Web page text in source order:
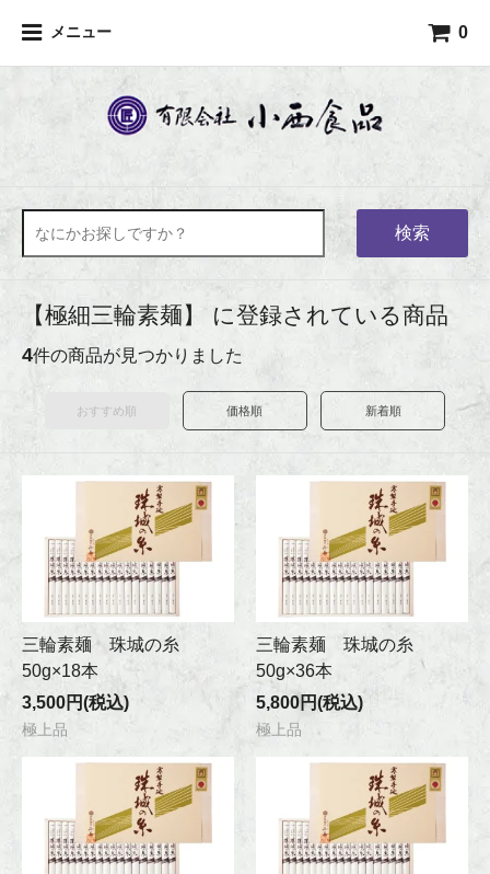
メニュー 0
検索
【極細三輪素麺】 に登録されている商品
4件の商品が見つかりました
おすすめ順 価格順 新着順
三輪素麺 珠城の糸
50g×18本
3,500円(税込)
極上品
三輪素麺 珠城の糸
50g×36本
5,800円(税込)
極上品